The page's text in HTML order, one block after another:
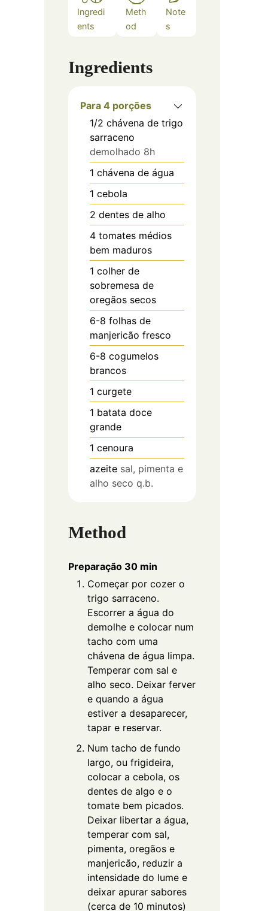
Ingredi
ents
Meth
od
Note
s
Ingredients
Para 4 porções
1/2 chávena de trigo
sarraceno
demolhado 8h
1 chávena de água
1 cebola
2 dentes de alho
4 tomates médios
bem maduros
1 colher de
sobremesa de
oregãos secos
6-8 folhas de
manjericão fresco
6-8 cogumelos
brancos
1 curgete
1 batata doce
grande
1 cenoura
azeite sal, pimenta e
alho seco q.b.
Method
Preparação 30 min
Começar por cozer o
trigo sarraceno.
Escorrer a água do
demolhe e colocar num
tacho com uma
chávena de água limpa.
Temperar com sal e
alho seco. Deixar ferver
e quando a água
estiver a desaparecer,
tapar e reservar.
Num tacho de fundo
largo, ou frigideira,
colocar a cebola, os
dentes de algo e o
tomate bem picados.
Deixar libertar a água,
temperar com sal,
pimenta, oregãos e
manjericão, reduzir a
intensidade do lume e
deixar apurar sabores
(cerca de 10 minutos)